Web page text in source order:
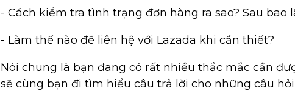
- Cách kiểm tra tình trạng đơn hàng ra sao? Sau bao
- Làm thế nào để liên hệ với Lazada khi cần thiết?
Nói chung là bạn đang có rất nhiều thắc mắc cần
sẽ cùng bạn đi tìm hiểu câu trả lời cho những câu